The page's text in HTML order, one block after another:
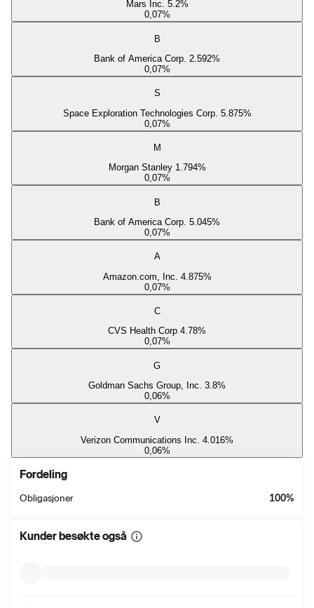
Mars Inc. 5.2%
0,07%
B
Bank of America Corp. 2.592%
0,07%
S
Space Exploration Technologies Corp. 5.875%
0,07%
M
Morgan Stanley 1.794%
0,07%
B
Bank of America Corp. 5.045%
0,07%
A
Amazon.com, Inc. 4.875%
0,07%
C
CVS Health Corp 4.78%
0,07%
G
Goldman Sachs Group, Inc. 3.8%
0,06%
V
Verizon Communications Inc. 4.016%
0,06%
Fordeling
Obligasjoner 100%
Kunder besøkte også Vis